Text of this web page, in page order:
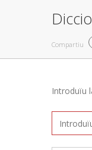
Compartiu
Introduïu